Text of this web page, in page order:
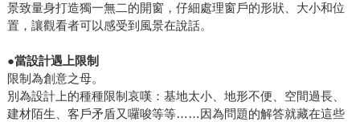
景致量身打造獨一無二的開窗，仔細處理窗戶的形狀、大小和位
置，讓觀看者可以感受到風景在說話。
●當設計遇上限制
限制為創意之母。
別為設計上的種種限制哀嘆：基地太小、地形不便、空間過長、
建材陌生、客戶矛盾又囉唆等等……因為問題的解答就藏在這些